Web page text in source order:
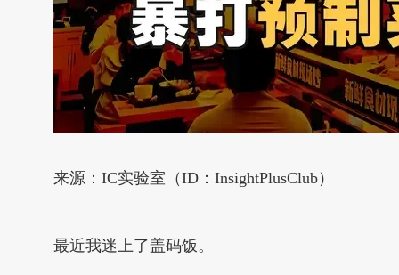
来源：IC实验室（ID：InsightPlusClub）
最近我迷上了盖码饭。